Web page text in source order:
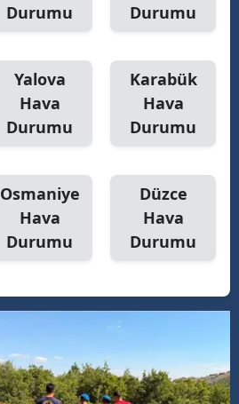
Durumu
Durumu
Yalova
Hava
Durumu
Karabük
Hava
Durumu
Osmaniye
Hava
Durumu
Düzce
Hava
Durumu